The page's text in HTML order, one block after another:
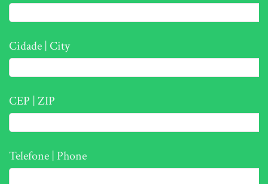
Cidade | City
CEP | ZIP
Telefone | Phone